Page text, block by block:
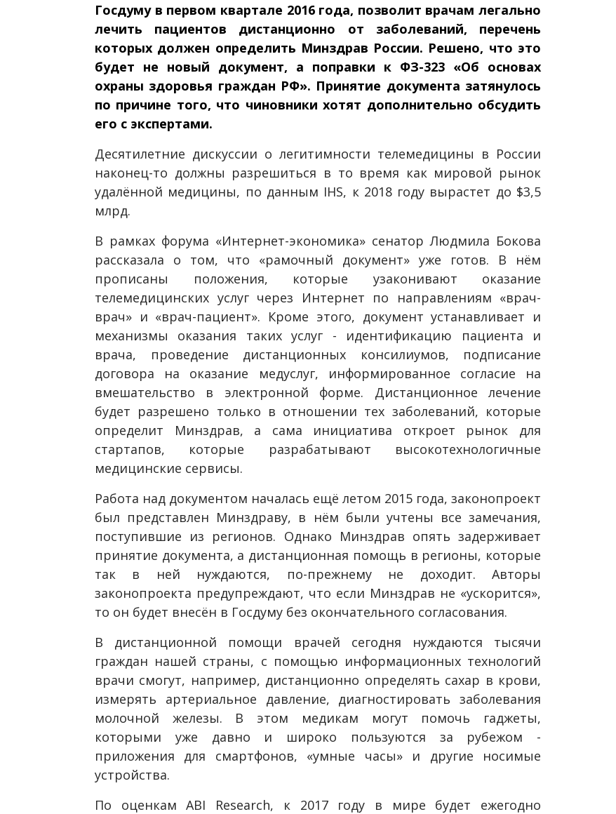
Госдуму в первом квартале 2016 года, позволит врачам легально
лечить пациентов дистанционно от заболеваний, перечень
которых должен определить Минздрав России. Решено, что это
будет не новый документ, а поправки к ФЗ-323 «Об основах
охраны здоровья граждан РФ». Принятие документа затянулось
по причине того, что чиновники хотят дополнительно обсудить
его с экспертами.
Десятилетние дискуссии о легитимности телемедицины в России
наконец-то должны разрешиться в то время как мировой рынок
удалённой медицины, по данным IHS, к 2018 году вырастет до $3,5
млрд.
В рамках форума «Интернет-экономика» сенатор Людмила Бокова
рассказала о том, что «рамочный документ» уже готов. В нём
прописаны положения, которые узаконивают оказание
телемедицинских услуг через Интернет по направлениям «врач-
врач» и «врач-пациент». Кроме этого, документ устанавливает и
механизмы оказания таких услуг - идентификацию пациента и
врача, проведение дистанционных консилиумов, подписание
договора на оказание медуслуг, информированное согласие на
вмешательство в электронной форме. Дистанционное лечение
будет разрешено только в отношении тех заболеваний, которые
определит Минздрав, а сама инициатива откроет рынок для
стартапов, которые разрабатывают высокотехнологичные
медицинские сервисы.
Работа над документом началась ещё летом 2015 года, законопроект
был представлен Минздраву, в нём были учтены все замечания,
поступившие из регионов. Однако Минздрав опять задерживает
принятие документа, а дистанционная помощь в регионы, которые
так в ней нуждаются, по-прежнему не доходит. Авторы
законопроекта предупреждают, что если Минздрав не «ускорится»,
то он будет внесён в Госдуму без окончательного согласования.
В дистанционной помощи врачей сегодня нуждаются тысячи
граждан нашей страны, с помощью информационных технологий
врачи смогут, например, дистанционно определять сахар в крови,
измерять артериальное давление, диагностировать заболевания
молочной железы. В этом медикам могут помочь гаджеты,
которыми уже давно и широко пользуются за рубежом -
приложения для смартфонов, «умные часы» и другие носимые
устройства.
По оценкам ABI Research, к 2017 году в мире будет ежегодно